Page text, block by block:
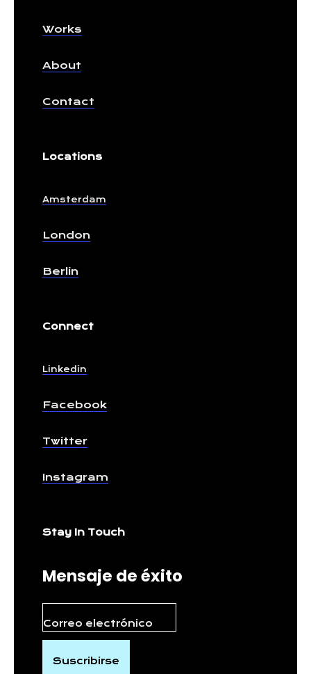
Works
About
Contact
Locations
Amsterdam
London
Berlin
Connect
Linkedin
Facebook
Twitter
Instagram
Stay In Touch
Mensaje de éxito
Suscribirse